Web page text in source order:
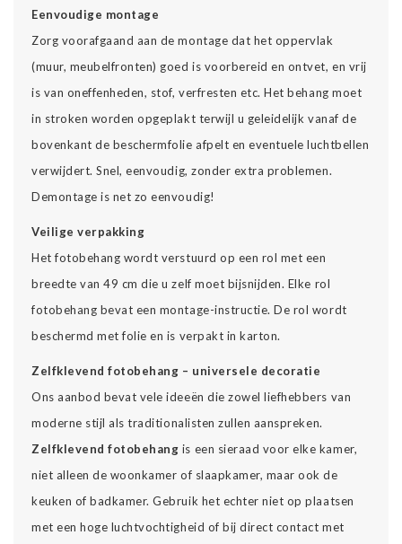
Eenvoudige montage
Zorg voorafgaand aan de montage dat het oppervlak
(muur, meubelfronten) goed is voorbereid en ontvet, en vrij
is van oneffenheden, stof, verfresten etc. Het behang moet
in stroken worden opgeplakt terwijl u geleidelijk vanaf de
bovenkant de beschermfolie afpelt en eventuele luchtbellen
verwijdert. Snel, eenvoudig, zonder extra problemen.
Demontage is net zo eenvoudig!
Veilige verpakking
Het fotobehang wordt verstuurd op een rol met een
breedte van 49 cm die u zelf moet bijsnijden. Elke rol
fotobehang bevat een montage-instructie. De rol wordt
beschermd met folie en is verpakt in karton.
Zelfklevend fotobehang – universele decoratie
Ons aanbod bevat vele ideeën die zowel liefhebbers van
moderne stijl als traditionalisten zullen aanspreken.
Zelfklevend fotobehang is een sieraad voor elke kamer,
niet alleen de woonkamer of slaapkamer, maar ook de
keuken of badkamer. Gebruik het echter niet op plaatsen
met een hoge luchtvochtigheid of bij direct contact met